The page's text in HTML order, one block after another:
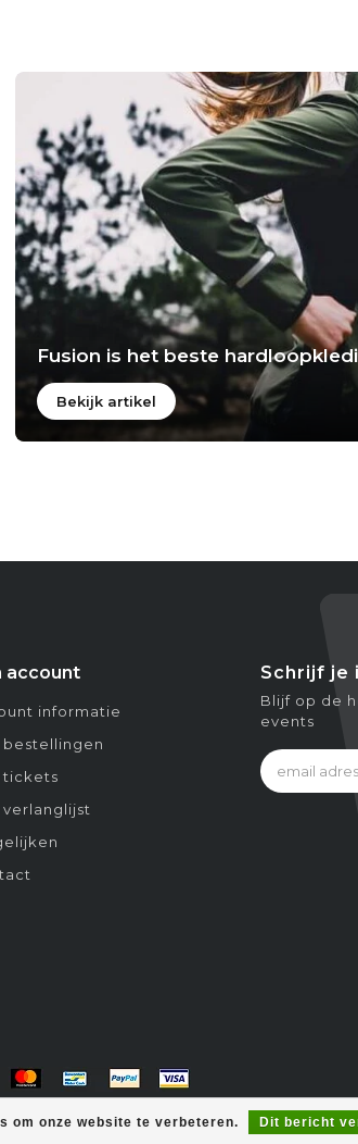
Fusion is het beste
Bekijk artikel
om onze website te verbeteren. Dit bericht
account
informatie
bestellingen
tickets
verlanglijst
Schrijf je
Blijf op de
events